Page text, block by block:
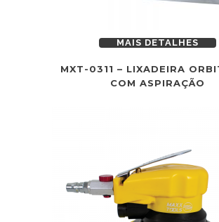
MAIS DETALHES
MXT-0311 – LIXADEIRA
COM ASPIRAÇÃO